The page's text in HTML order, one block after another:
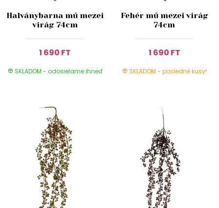
Halványbarna mű mezei
virág 74cm
1 690 FT
SKLADOM - odosielame ihneď
Fehér mű mezei virág
74cm
1 690 FT
SKLADOM - posledné kusy!